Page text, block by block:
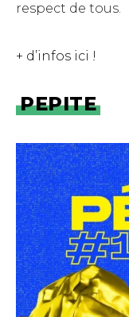
respect de tous.
+ d’infos ici !
PEPITE